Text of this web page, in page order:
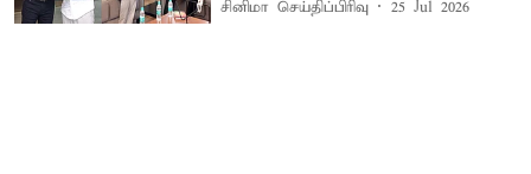
சினிமா செய்திப்பிரிவு 25 Jul 2026